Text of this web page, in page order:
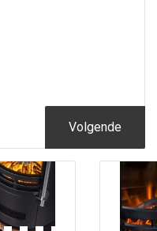
Volgende